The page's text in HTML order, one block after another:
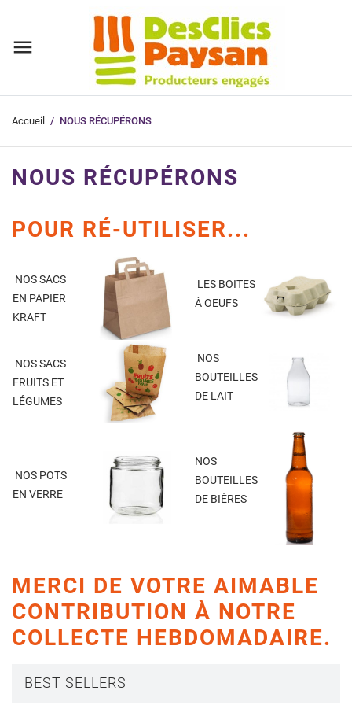
Accueil NOUS RÉCUPÉRONS
NOUS RÉCUPÉRONS
POUR RÉ-UTILISER...
NOS SACS
EN PAPIER
KRAFT
LES BOITES
À OEUFS
NOS SACS
FRUITS ET
LÉGUMES
NOS
BOUTEILLES
DE LAIT
NOS POTS
EN VERRE
NOS
BOUTEILLES
DE BIÈRES
MERCI DE VOTRE AIMABLE
CONTRIBUTION À NOTRE
COLLECTE HEBDOMADAIRE.
BEST SELLERS